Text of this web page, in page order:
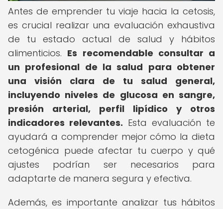
Antes de emprender tu viaje hacia la cetosis,
es crucial realizar una evaluación exhaustiva
de tu estado actual de salud y hábitos
alimenticios. Es recomendable consultar a
un profesional de la salud para obtener
una visión clara de tu salud general,
incluyendo niveles de glucosa en sangre,
presión arterial, perfil lipídico y otros
indicadores relevantes. Esta evaluación te
ayudará a comprender mejor cómo la dieta
cetogénica puede afectar tu cuerpo y qué
ajustes podrían ser necesarios para
adaptarte de manera segura y efectiva.
Además, es importante analizar tus hábitos